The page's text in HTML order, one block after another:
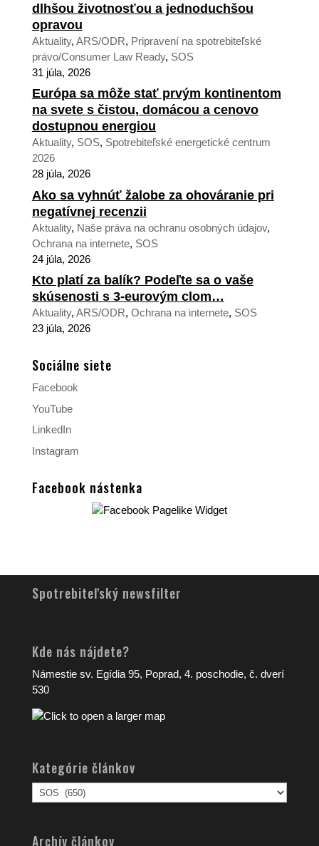
dlhšou životnosťou a jednoduchšou
opravou
Aktuality, ARS/ODR, Pripravení na spotrebiteľské
právo/Consumer Law Ready, SOS
31 júla, 2026
Európa sa môže stať prvým kontinentom
na svete s čistou, domácou a cenovo
dostupnou energiou
Aktuality, SOS, Spotrebiteľské energetické centrum
2026
28 júla, 2026
Ako sa vyhnúť žalobe za ohováranie pri
negatívnej recenzii
Aktuality, Naše práva na ochranu osobných údajov,
Ochrana na internete, SOS
24 júla, 2026
Kto platí za balík? Podeľte sa o vaše
skúsenosti s 3-eurovým clom…
Aktuality, ARS/ODR, Ochrana na internete, SOS
23 júla, 2026
Sociálne siete
Facebook
YouTube
LinkedIn
Instagram
Facebook nástenka
Spotrebiteľský newsfilter
Kde nás nájdete?
Námestie sv. Egídia 95, Poprad, 4. poschodie, č. dverí
530
Kategórie článkov
Kategórie
článkov
Archív článkov